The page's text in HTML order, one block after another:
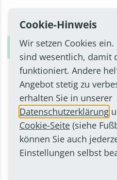
Vorsitzende:Maria
Fraktion Bündnis
ADRESSE
Königstraße 25
53332 Bornheim
Anfahrt
KONTAKT
Telefon: 02222 9956-328
Cookie-Hinweis
Wir setzen Cookies
sind wesentlich, damit
funktioniert. Andere
Angebot stetig zu
erhalten Sie in unserer
Datenschutzerklärung
Cookie-Seite (siehe
können Sie auch
Einstellungen selbst